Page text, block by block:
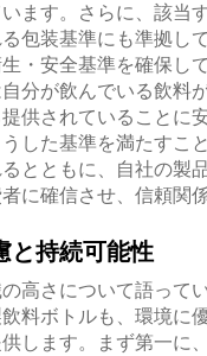
ます。さらに、該当
包装基準にも準拠し
・安全基準を確保し
分が飲んでいる飲料
供されていることに
した基準を満たすこ
とともに、自社の製
に確信させ、信頼関
と持続可能性
高さについて語って
料ボトルも、環境に
します。まず第一に